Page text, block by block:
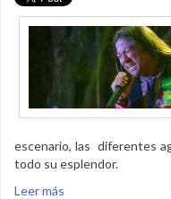
escenario, las diferentes
todo su esplendor.
Leer más